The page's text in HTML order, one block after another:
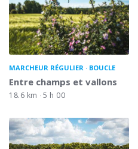
MARCHEUR RÉGULIER BOUCLE
Entre champs et vallons
18.6 km 5 h 00